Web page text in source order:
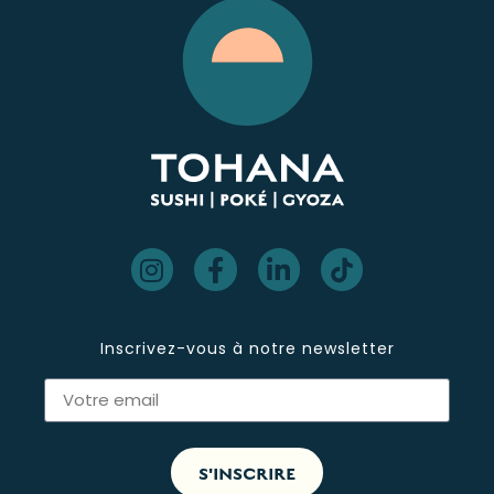
Inscrivez-vous à notre newsletter
S'INSCRIRE